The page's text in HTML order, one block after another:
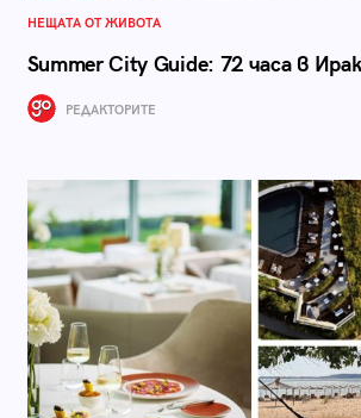
НЕЩАТА ОТ ЖИВОТА
Summer City Guide: 72 часа в
РЕДАКТОРИТЕ